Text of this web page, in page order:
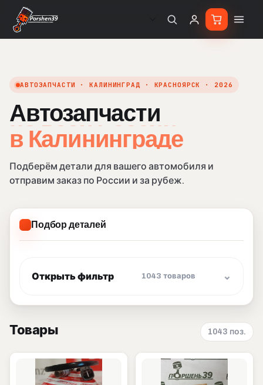
АВТОЗАПЧАСТИ · КАЛИНИНГРАД · КРАСНОЯРСК · 2026
Автозапчасти
в Калининграде
Подберём детали для вашего автомобиля и
отправим заказ по России и за рубеж.
Подбор деталей
Открыть фильтр 1043 товаров
Товары 1043 поз.